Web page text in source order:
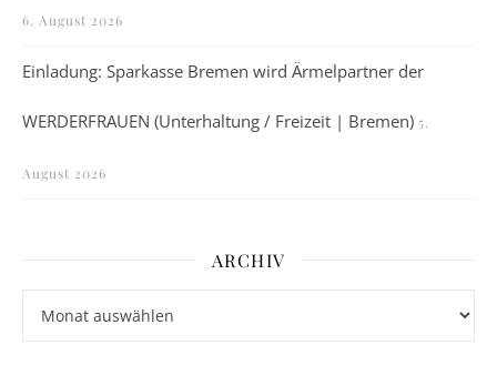
6. August 2026
Einladung: Sparkasse Bremen wird Ärmelpartner der
WERDERFRAUEN (Unterhaltung / Freizeit | Bremen) 5.
August 2026
ARCHIV